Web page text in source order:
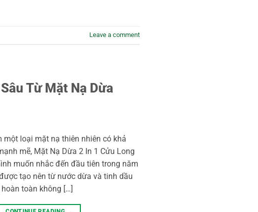
Leave a comment
Từ Mặt Nạ Dừa
một loại mặt nạ thiên nhiên có khả
mẽ, Mặt Nạ Dừa 2 In 1 Cửu Long
muốn nhắc đến đầu tiên trong năm
tạo nên từ nước dừa và tinh dầu
toàn không […]